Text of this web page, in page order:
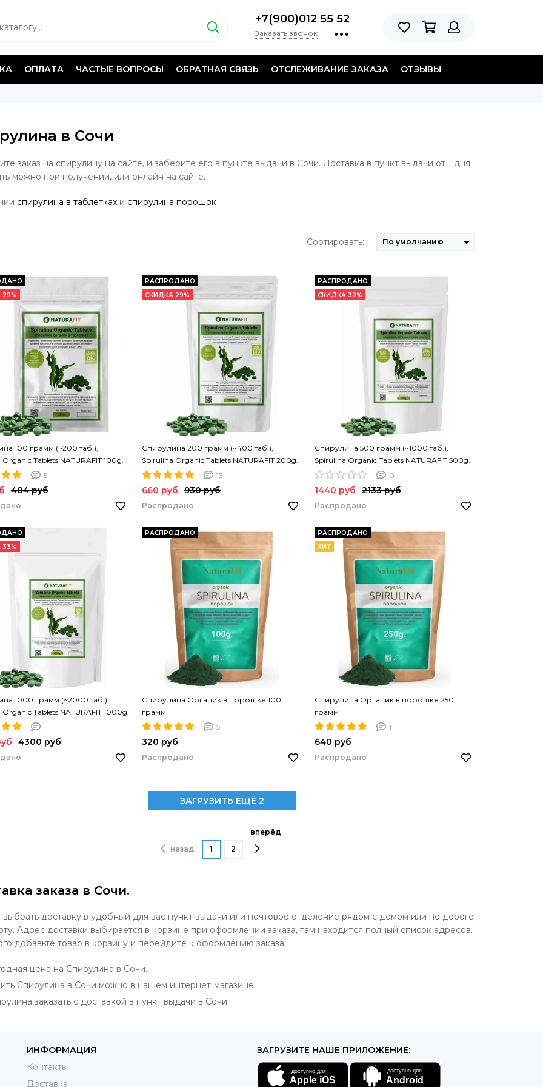
+7(900)012 55 52
Заказать звонок
ОПЛАТА ЧАСТЫЕ ВОПРОСЫ ОБРАТНАЯ СВЯЗЬ ОТСЛЕЖИВАНИЕ ЗАКАЗА ОТЗЫВЫ
в Сочи
заказ на спирулину на сайте, и заберите его в пункте выдачи в Сочи. Доставка в пункт выдачи от 1 дня.
можно при получении, или онлайн на сайте.
спирулина в таблетках и спирулина порошок
Сортировать:
100 грамм (~200 таб.),
Tablets NATURAFIT 100g.
в таблетках. PREMIUM
5
484 руб
РАСПРОДАНО
СКИДКА 29%
Спирулина 200 грамм (~400 таб.),
Spirulina Organic Tablets NATURAFIT 200g.
Спирулина в таблетках. PREMIUM
13
660 руб 930 руб
Распродано
РАСПРОДАНО
СКИДКА 32%
Спирулина 500 грамм (~1000 таб.),
Spirulina Organic Tablets NATURAFIT 500g.
Спирулина в таблетках. PREMIUM
0
1440 руб 2133 руб
Распродано
1000 грамм (~2000 таб.),
Tablets NATURAFIT 1000g.
в таблетках. PREMIUM
1
4300 руб
РАСПРОДАНО
Спирулина Органик в порошке 100
грамм
5
320 руб
Распродано
РАСПРОДАНО
ХИТ
Спирулина Органик в порошке 250
грамм
1
640 руб
Распродано
ЗАГРУЗИТЬ ЕЩЁ 2
назад 1 2
вперёд
заказа в Сочи.
доставку в удобный для вас пункт выдачи или почтовое отделение рядом с домом или по дороге
Адрес доставки выбирается в корзине при оформлении заказа, там находится полный список адресов.
добавьте товар в корзину и перейдите к оформлению заказа.
цена на Спирулина в Сочи.
Спирулина в Сочи можно в нашем интернет‐магазине.
заказать с доставкой в пункт выдачи в Сочи.
ИНФОРМАЦИЯ
Контакты
Доставка
ЗАГРУЗИТЕ НАШЕ ПРИЛОЖЕНИЕ: